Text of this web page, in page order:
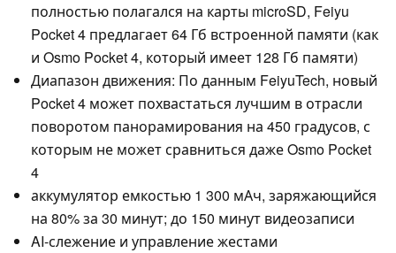
полностью полагался на карты microSD, Feiyu
Pocket 4 предлагает 64 Гб встроенной памяти (как
и Osmo Pocket 4, который имеет 128 Гб памяти)
Диапазон движения: По данным FeiyuTech, новый
Pocket 4 может похвастаться лучшим в отрасли
поворотом панорамирования на 450 градусов, с
которым не может сравниться даже Osmo Pocket
4
аккумулятор емкостью 1 300 мАч, заряжающийся
на 80% за 30 минут; до 150 минут видеозаписи
AI-слежение и управление жестами